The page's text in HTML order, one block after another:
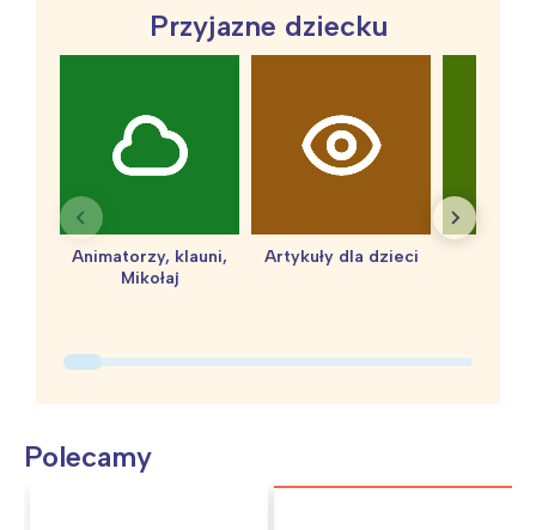
Przyjazne dziecku
Animatorzy, klauni,
Mikołaj
Artykuły dla dzieci
Polecamy